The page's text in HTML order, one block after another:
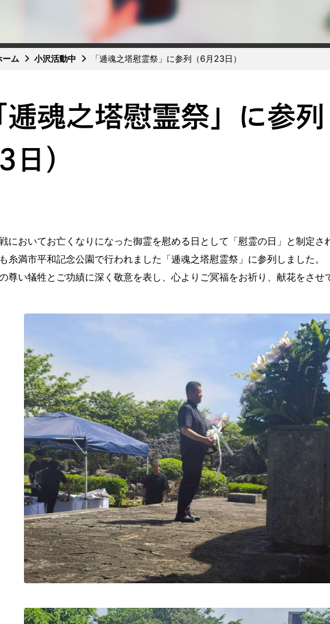
ーム 小沢活動中 「逓魂之塔慰霊祭」に参列（6月23日）
逓魂之塔慰霊祭」に参列
日）
においてお亡くなりになった御霊を慰める日として「慰霊の日」と制定さ
糸満市平和記念公園で行われました「逓魂之塔慰霊祭」に参列しました。
尊い犠牲とご功績に深く敬意を表し、心よりご冥福をお祈り、献花をさせ